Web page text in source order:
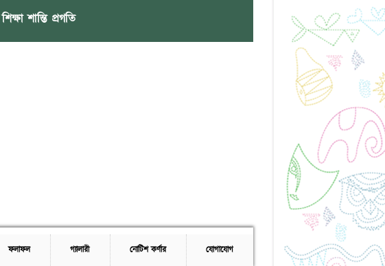
শিক্ষা শান্তি প্রগতি
ফলাফল গ্যালারী নোটিশ কর্ণার যোগাযোগ